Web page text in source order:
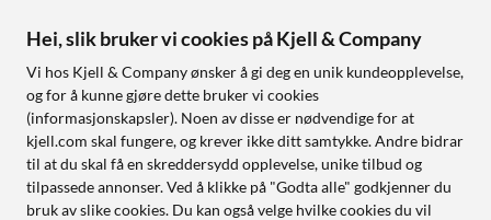
Hei, slik bruker vi cookies på Kjell & Company
Vi hos Kjell & Company ønsker å gi deg en unik kundeopplevelse,
og for å kunne gjøre dette bruker vi cookies
(informasjonskapsler). Noen av disse er nødvendige for at
kjell.com skal fungere, og krever ikke ditt samtykke. Andre bidrar
til at du skal få en skreddersydd opplevelse, unike tilbud og
tilpassede annonser. Ved å klikke på "Godta alle" godkjenner du
bruk av slike cookies. Du kan også velge hvilke cookies du vil